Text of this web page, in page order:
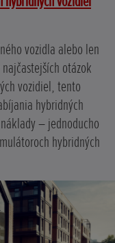
vozidla alebo len
otázok
vozidiel, tento
hybridných
– jednoducho
hybridných